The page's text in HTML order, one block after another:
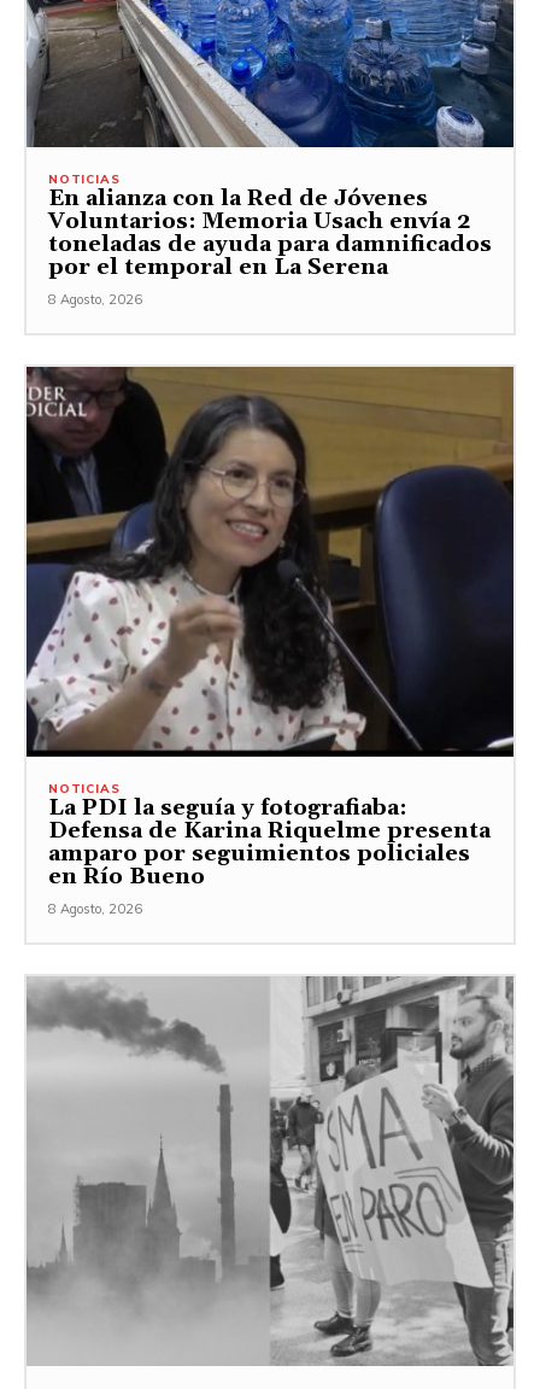
NOTICIAS
En alianza con la Red de Jóvenes
Voluntarios: Memoria Usach envía 2
toneladas de ayuda para damnificados
por el temporal en La Serena
8 Agosto, 2026
NOTICIAS
La PDI la seguía y fotografiaba:
Defensa de Karina Riquelme presenta
amparo por seguimientos policiales
en Río Bueno
8 Agosto, 2026